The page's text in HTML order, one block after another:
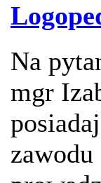
Na
mgr